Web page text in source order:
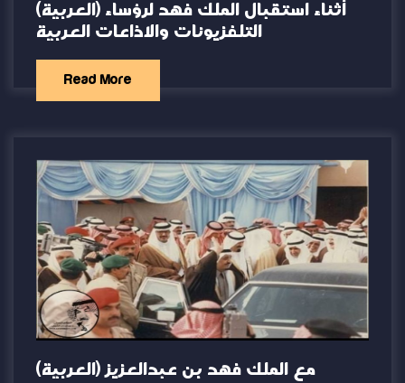
(العربية) أثناء استقبال الملك فهد لرؤساء
التلفزيونات والاذاعات العربية
Read More
(العربية) مع الملك فهد بن عبدالعزيز